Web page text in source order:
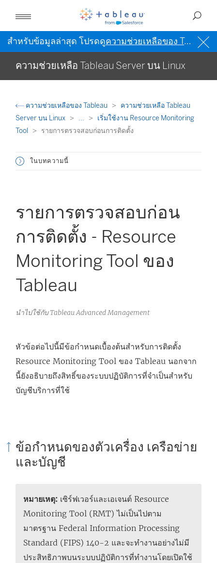
สำหรับข้อมูลล่าสุด โปรดดูความช่วยเหลือของ Tableau เป็นภาษาอังกฤษ (สหรัฐอเมริกา)
ความช่วยเหลือ Tableau Server บน Linux
ความช่วยเหลือของ Tableau
ความช่วยเหลือ Tableau
Server บน Linux
...
เริ่มใช้งาน Resource Monitoring
Tool
รายการตรวจสอบก่อนการติดตั้ง
ในบทความนี้
รายการตรวจสอบก่อน
การติดตั้ง - Resource
Monitoring Tool ของ
Tableau
นำไปใช้กับ Tableau Advanced Management
หัวข้อต่อไปนี้มีข้อกำหนดเบื้องต้นสำหรับการติดตั้ง
Resource Monitoring Tool ของ Tableau นอกจาก
นี้ยังอธิบายถึงสิทธิ์ของระบบปฏิบัติการที่จำเป็นสำหรับ
บัญชีบริการที่ใช้
ข้อกำหนดของตัวเครื่อง เครือข่าย
และบัญชี
หมายเหตุ: เซิร์ฟเวอร์และเอเจนต์ Resource
Monitoring Tool (RMT) ไม่เป็นไปตาม
มาตรฐาน Federal Information Processing
Standard (FIPS) 140-2 และจะทำงานอย่างไม่มี
ประสิทธิภาพบนระบบปฏิบัติการที่ทำงานโดยเปิดใช้